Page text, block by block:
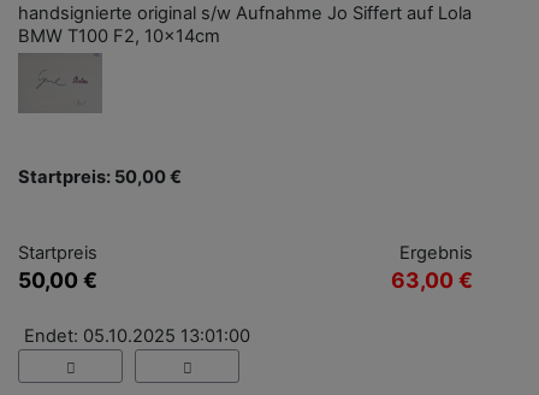
handsignierte original s/w Aufnahme Jo Siffert auf Lola
BMW T100 F2, 10x14cm
Startpreis: 50,00 €
Startpreis
50,00 €
Ergebnis
63,00 €
Endet: 05.10.2025 13:01:00